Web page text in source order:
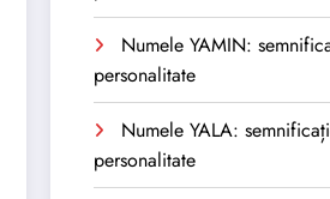
Numele YAMIN:
personalitate
Numele YALA:
personalitate